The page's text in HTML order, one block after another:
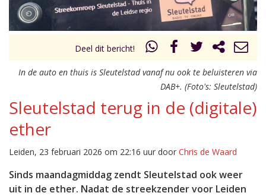
Deel dit bericht!
In de auto en thuis is Sleutelstad vanaf nu ook te beluisteren via
DAB+. (Foto's: Sleutelstad)
Sleutelstad terug in de (digitale)
ether
Leiden, 23 februari 2026 om 22:16 uur door Chris de Waard
Sinds maandagmiddag zendt Sleutelstad ook weer
uit in de ether. Nadat de streekzender voor Leiden